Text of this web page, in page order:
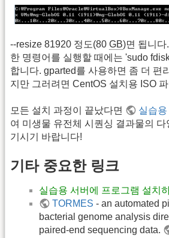
--resize 81920 정도(80 GB)면 됩니다
한 명령어를 실행할 때에는 'sudo
합니다. gparted를 사용하면 좀 더 편
지만 그러려면 CentOS 설치용 ISO
모든 설치 과정이 끝났다면 실습
여 미생물 유전체 시퀀싱 결과물의
기시기 바랍니다!
기타 중요한 링크
실습용 서버에 프로그램 설치하
TORMES - an automated
bacterial genome analysis
paired-end sequencing data.